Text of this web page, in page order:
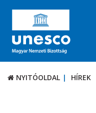
NYITÓOLDAL HÍREK
NYITÓOLDAL HÍREK